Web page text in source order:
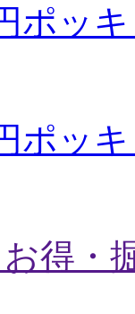
ポッ
ポッ
得・